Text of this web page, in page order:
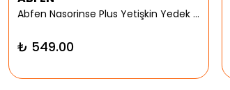
Abfen Nasorinse Plus Yetişkin Yedek Poşet
₺ 549.00